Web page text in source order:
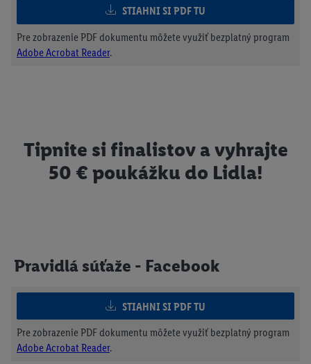
STIAHNI SI PDF TU
Pre zobrazenie PDF dokumentu môžete využiť bezplatný program
Adobe Acrobat Reader.
Tipnite si finalistov a vyhrajte
50 € poukážku do Lidla!
Pravidlá súťaže - Facebook
STIAHNI SI PDF TU
Pre zobrazenie PDF dokumentu môžete využiť bezplatný program
Adobe Acrobat Reader.